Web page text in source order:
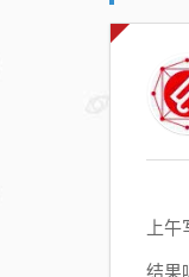
上
结果